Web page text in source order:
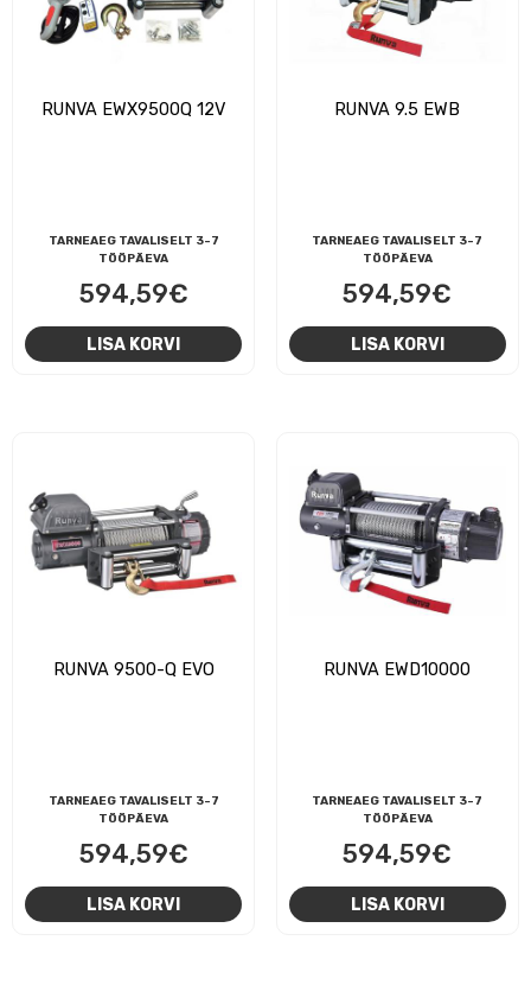
RUNVA EWX9500Q 12V
TARNEAEG TAVALISELT 3-7
TÖÖPÄEVA
594,59€
LISA KORVI
RUNVA 9.5 EWB
TARNEAEG TAVALISELT 3-7
TÖÖPÄEVA
594,59€
LISA KORVI
RUNVA 9500-Q EVO
TARNEAEG TAVALISELT 3-7
TÖÖPÄEVA
594,59€
LISA KORVI
RUNVA EWD10000
TARNEAEG TAVALISELT 3-7
TÖÖPÄEVA
594,59€
LISA KORVI